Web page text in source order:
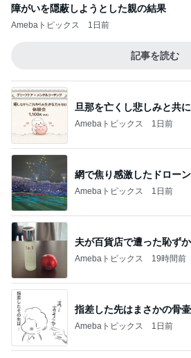
障がいを隠蔽しようとした親の結果
Amebaトピックス 1日前
記事を読む
旦那を亡くし悲しみと共
Amebaトピックス 1日前
網で焦り感激したドロー
Amebaトピックス 1日前
夫が百貨店で遭った恥ず
Amebaトピックス 19時間前
指差した先はまさかの骨
Amebaトピックス 1日前